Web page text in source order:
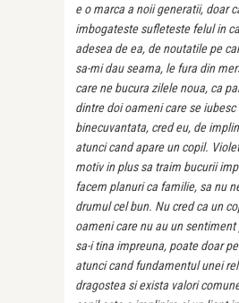
e o marca a noii generatii, doar
imbogateste sufleteste felul in
adesea de ea, de noutatile pe
sa-mi dau seama, le fura din
care ne bucura zilele noua, ca
dintre doi oameni care se iubesc
binecuvantata, cred eu, de
atunci cand apare un copil.
motiv in plus sa traim bucurii
facem planuri ca familie, sa nu
drumul cel bun. Nu cred ca un
oameni care nu au un
sa-i tina impreuna, poate doar
atunci cand fundamentul unei
dragostea si exista valori